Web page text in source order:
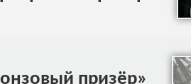
призёр»